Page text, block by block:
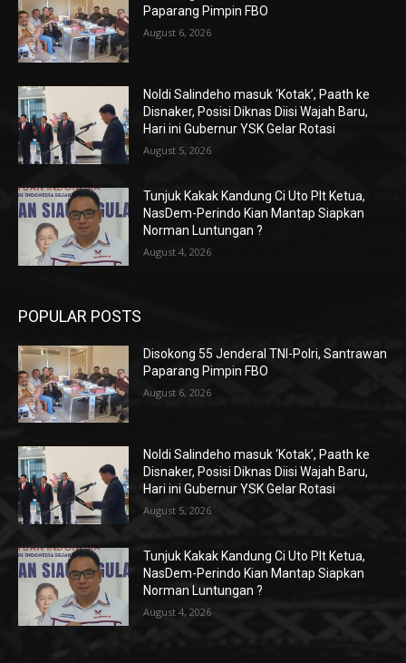
Paparang Pimpin FBO
August 6, 2026
Noldi Salindeho masuk ‘Kotak’, Paath ke
Disnaker, Posisi Diknas Diisi Wajah Baru,
Hari ini Gubernur YSK Gelar Rotasi
August 5, 2026
Tunjuk Kakak Kandung Ci Uto Plt Ketua,
NasDem-Perindo Kian Mantap Siapkan
Norman Luntungan ?
August 4, 2026
POPULAR POSTS
Disokong 55 Jenderal TNI-Polri, Santrawan
Paparang Pimpin FBO
August 6, 2026
Noldi Salindeho masuk ‘Kotak’, Paath ke
Disnaker, Posisi Diknas Diisi Wajah Baru,
Hari ini Gubernur YSK Gelar Rotasi
August 5, 2026
Tunjuk Kakak Kandung Ci Uto Plt Ketua,
NasDem-Perindo Kian Mantap Siapkan
Norman Luntungan ?
August 4, 2026